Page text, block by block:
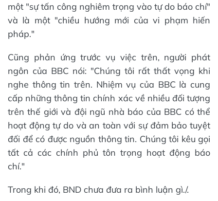
một "sự tấn công nghiêm trọng vào tự do báo chí"
và là một "chiều hướng mới của vi phạm hiến
pháp."
Cũng phản ứng trước vụ việc trên, người phát
ngôn của BBC nói: "Chúng tôi rất thất vọng khi
nghe thông tin trên. Nhiệm vụ của BBC là cung
cấp những thông tin chính xác về nhiều đối tượng
trên thế giới và đội ngũ nhà báo của BBC có thể
hoạt động tự do và an toàn với sự đảm bảo tuyệt
đối để có được nguồn thông tin. Chúng tôi kêu gọi
tất cả các chính phủ tôn trọng hoạt động báo
chí."
Trong khi đó, BND chưa đưa ra bình luận gì./.